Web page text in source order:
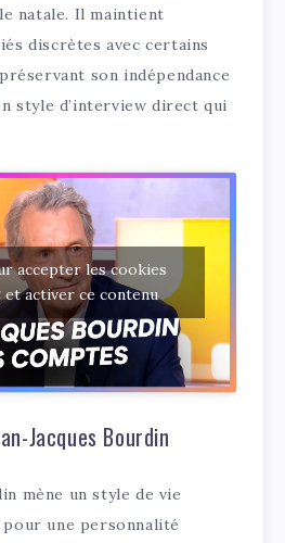
natale. Il maintient
discrètes avec certains
son indépendance
style d’interview direct qui
accepter les cookies
activer ce contenu
Jacques Bourdin
mène un style de vie
une personnalité